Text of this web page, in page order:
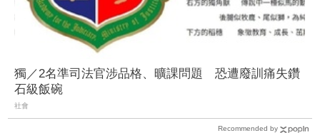
獨／2名準司法官涉品格、曠課問題 恐遭廢訓痛失鑽
石級飯碗
社會
Recommended by